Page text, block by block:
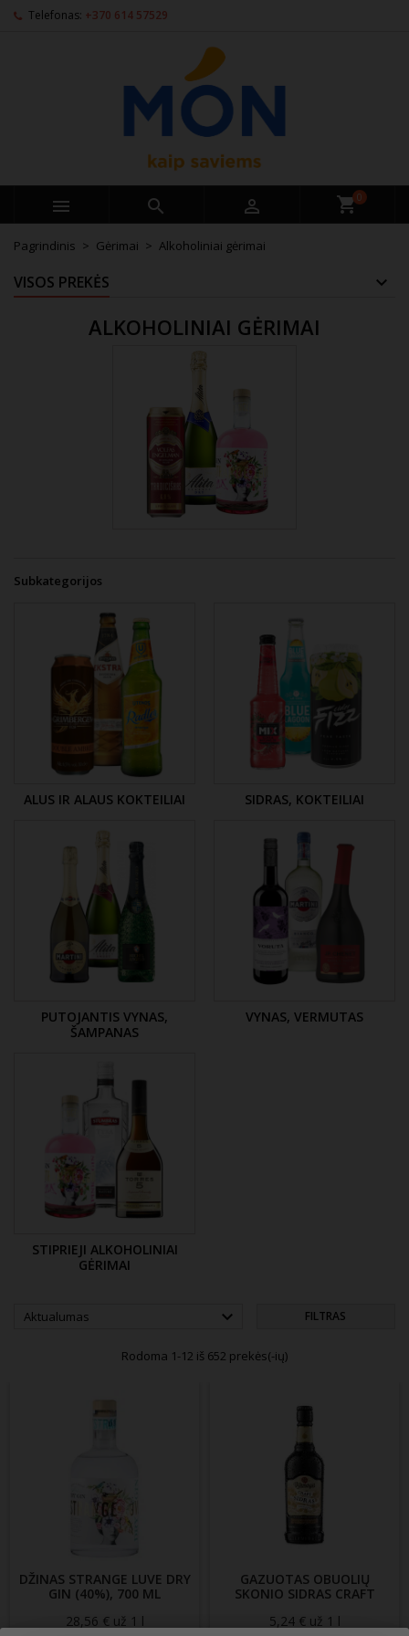
Telefonas: +370 614 57529
   0
Pagrindinis Gėrimai Alkoholiniai gėrimai
VISOS PREKĖS
ALKOHOLINIAI GĖRIMAI
Subkategorijos
ALUS IR ALAUS KOKTEILIAI SIDRAS, KOKTEILIAI
PUTOJANTIS VYNAS,
ŠAMPANAS
VYNAS, VERMUTAS
STIPRIEJI ALKOHOLINIAI
GĖRIMAI
Aktualumas  FILTRAS
Rodoma 1-12 iš 652 prekės(-ių)
DŽINAS STRANGE LUVE DRY
GIN (40%), 700 ML
Kaina
28,56 € už 1 l
GAZUOTAS OBUOLIŲ
SKONIO SIDRAS CRAFT
Kaina
5,24 € už 1 l